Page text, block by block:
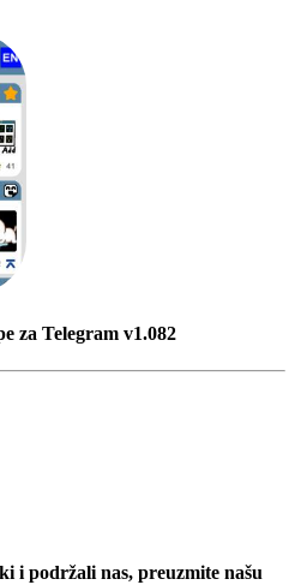
za Telegram v1.082
i podržali nas, preuzmite našu